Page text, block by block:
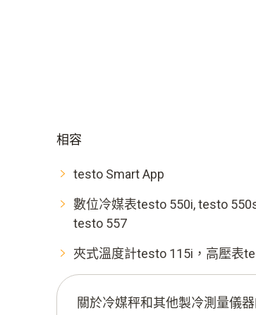
相容
testo Smart App
數位冷媒表testo 550i, testo
testo 557
夾式溫度計testo 115i，高壓表
關於冷媒秤和其他製冷測量儀